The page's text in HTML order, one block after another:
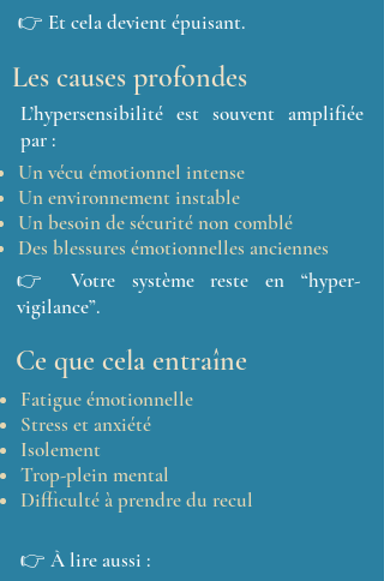
👉 Et cela devient épuisant.
Les causes profondes
L’hypersensibilité est souvent amplifiée
par :
Un vécu émotionnel intense
Un environnement instable
Un besoin de sécurité non comblé
Des blessures émotionnelles anciennes
👉 Votre système reste en “hyper-
vigilance”.
Ce que cela entraîne
Fatigue émotionnelle
Stress et anxiété
Isolement
Trop-plein mental
Difficulté à prendre du recul
👉 À lire aussi :